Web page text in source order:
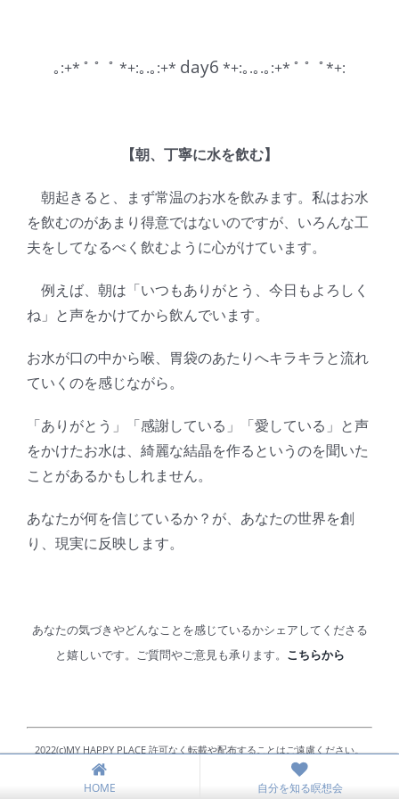
｡:+* ﾟ ゜ﾟ *+:｡.｡:+* day6 *+:｡.｡.｡:+* ﾟ ゜ﾟ*+:
【朝、丁寧に水を飲む】
朝起きると、まず常温のお水を飲みます。私はお水
を飲むのがあまり得意ではないのですが、いろんな工
夫をしてなるべく飲むように心がけています。
例えば、朝は「いつもありがとう、今日もよろしく
ね」と声をかけてから飲んでいます。
お水が口の中から喉、胃袋のあたりへキラキラと流れ
ていくのを感じながら。
「ありがとう」「感謝している」「愛している」と声
をかけたお水は、綺麗な結晶を作るというのを聞いた
ことがあるかもしれません。
あなたが何を信じているか？が、あなたの世界を創
り、現実に反映します。
あなたの気づきやどんなことを感じているかシェアしてくださる
と嬉しいです。ご質問やご意見も承ります。 こちらから
2022(c)MY HAPPY PLACE 許可なく転載や配布することはご遠慮ください。
HOME 自分を知る瞑想会